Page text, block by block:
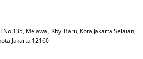
No.135, Melawai, Kby. Baru, Kota Jakarta Selatan,
Jakarta 12160